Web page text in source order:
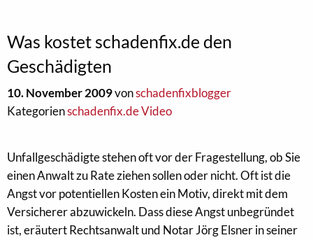
Was kostet schadenfix.de den
Geschädigten
10. November 2009vonschadenfixblogger
Kategorienschadenfix.de Video
Unfallgeschädigte stehen oft vor der Fragestellung, ob Sie
einen Anwalt zu Rate ziehen sollen oder nicht. Oft ist die
Angst vor potentiellen Kosten ein Motiv, direkt mit dem
Versicherer abzuwickeln. Dass diese Angst unbegründet
ist, eräutert Rechtsanwalt und Notar Jörg Elsner in seiner